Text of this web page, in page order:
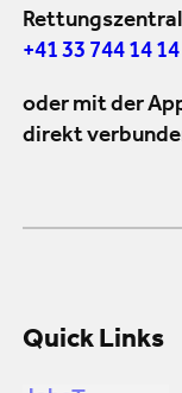
+41 33 744 14 14
oder mit der
direkt
Quick Links